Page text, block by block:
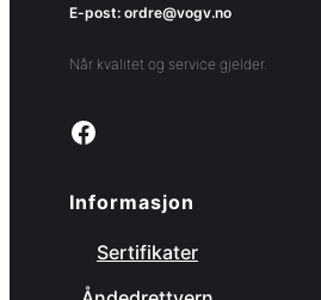
E-post: ordre@vogv.no
Når kvalitet og service gjelder.
Link to facebook page
Informasjon
Sertifikater